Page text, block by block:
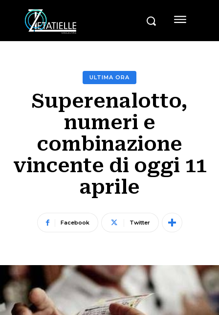
ULTIMA ORA
Superenalotto,
numeri e
combinazione
vincente di oggi 11
aprile
Facebook Twitter